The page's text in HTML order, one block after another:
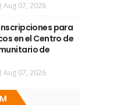
Aug 07, 2026
para
en el Centro de
de
Aug 07, 2026